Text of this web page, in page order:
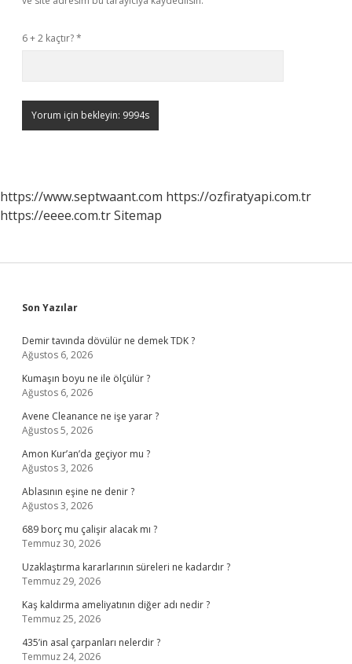
6 + 2 kaçtır?*
https://www.septwaant.com https://ozfiratyapi.com.tr
https://eeee.com.trSitemap
Sidebar
Son Yazılar
Demir tavında dövülür ne demek TDK ?
Ağustos 6, 2026
Kumaşın boyu ne ile ölçülür ?
Ağustos 6, 2026
Avene Cleanance ne işe yarar ?
Ağustos 5, 2026
Amon Kur’an’da geçiyor mu ?
Ağustos 3, 2026
Ablasının eşine ne denir ?
Ağustos 3, 2026
689 borç mu çalişir alacak mı ?
Temmuz 30, 2026
Uzaklaştırma kararlarının süreleri ne kadardır ?
Temmuz 29, 2026
Kaş kaldırma ameliyatının diğer adı nedir ?
Temmuz 25, 2026
435’in asal çarpanları nelerdir ?
Temmuz 24, 2026